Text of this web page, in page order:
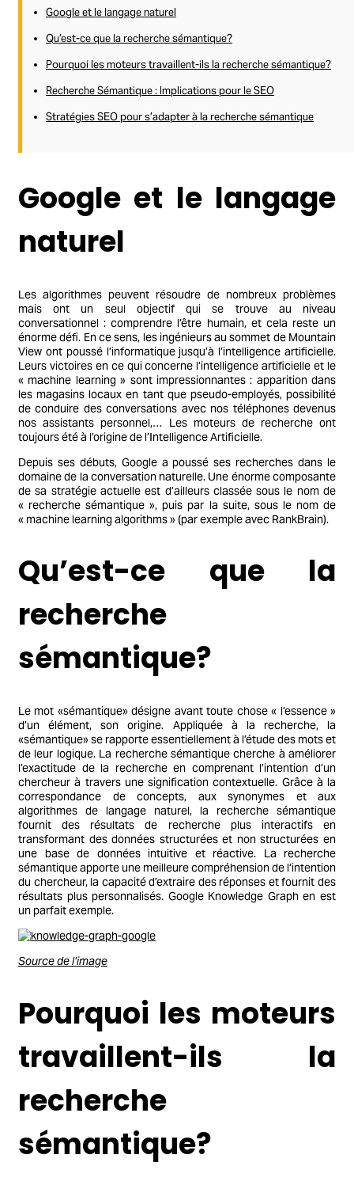
Google et le langage naturel
Qu’est-ce que la recherche sémantique?
Pourquoi les moteurs travaillent-ils la recherche sémantique?
Recherche Sémantique : Implications pour le SEO
Stratégies SEO pour s’adapter à la recherche sémantique
Google et le langage
naturel
Les algorithmes peuvent résoudre de nombreux problèmes
mais ont un seul objectif qui se trouve au niveau
conversationnel : comprendre l’être humain, et cela reste un
énorme défi. En ce sens, les ingénieurs au sommet de Mountain
View ont poussé l’informatique jusqu’à l’intelligence artificielle.
Leurs victoires en ce qui concerne l’intelligence artificielle et le
« machine learning » sont impressionnantes : apparition dans
les magasins locaux en tant que pseudo-employés, possibilité
de conduire des conversations avec nos téléphones devenus
nos assistants personnel,… Les moteurs de recherche ont
toujours été à l’origine de l’Intelligence Artificielle.
Depuis ses débuts, Google a poussé ses recherches dans le
domaine de la conversation naturelle. Une énorme composante
de sa stratégie actuelle est d’ailleurs classée sous le nom de
« recherche sémantique », puis par la suite, sous le nom de
« machine learning algorithms » (par exemple avec RankBrain).
Qu’est-ce que la
recherche
sémantique?
Le mot «sémantique» désigne avant toute chose « l’essence »
d’un élément, son origine. Appliquée à la recherche, la
«sémantique» se rapporte essentiellement à l’étude des mots et
de leur logique. La recherche sémantique cherche à améliorer
l’exactitude de la recherche en comprenant l’intention d’un
chercheur à travers une signification contextuelle. Grâce à la
correspondance de concepts, aux synonymes et aux
algorithmes de langage naturel, la recherche sémantique
fournit des résultats de recherche plus interactifs en
transformant des données structurées et non structurées en
une base de données intuitive et réactive. La recherche
sémantique apporte une meilleure compréhension de l’intention
du chercheur, la capacité d’extraire des réponses et fournit des
résultats plus personnalisés. Google Knowledge Graph en est
un parfait exemple.
Source de l’image
Pourquoi les moteurs
travaillent-ils la
recherche
sémantique?